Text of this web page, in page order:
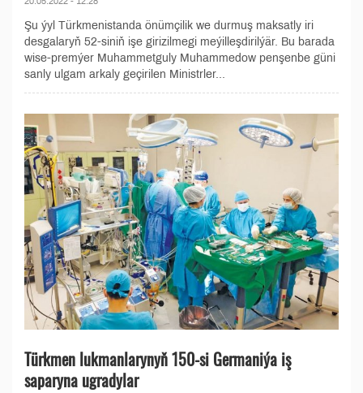
Şu ýyl Türkmenistanda önümçilik we durmuş maksatly iri
desgalaryň 52-siniň işe girizilmegi meýilleşdirilýär. Bu barada
wise-premýer Muhammetguly Muhammedow penşenbe güni
sanly ulgam arkaly geçirilen Ministrler...
Türkmen lukmanlarynyň 150-si Germaniýa iş
saparyna ugradylar